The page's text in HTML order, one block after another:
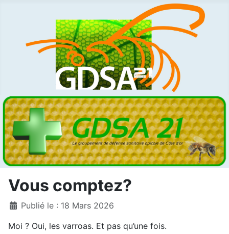
Vous comptez?
DétailsPublié le : 18 Mars 2026
Moi ? Oui, les varroas. Et pas qu’une fois.